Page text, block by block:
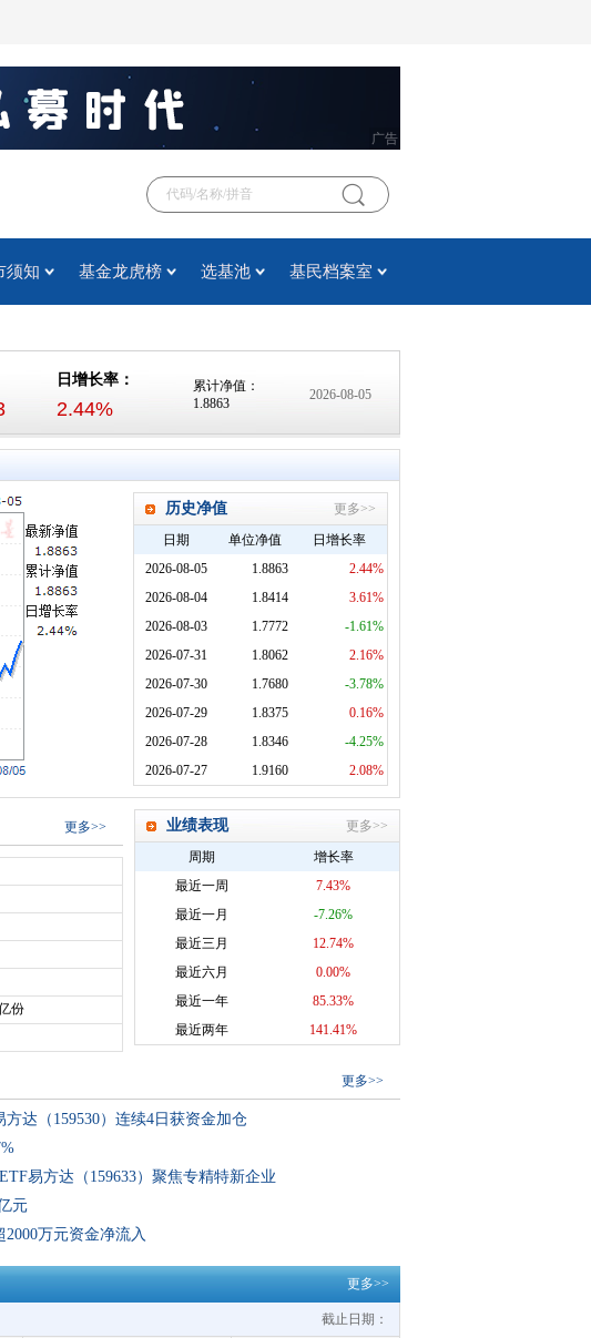
广告
须知 基金龙虎榜 选基池 基民档案室
日增长率：
2.44%
累计净值：
1.8863
2026-08-05
更多>>
历史净值
日期 单位净值
日增长率
2026-08-05
1.8863
2.44%
2026-08-04
1.8414
3.61%
2026-08-03
1.7772
-1.61%
2026-07-31
1.8062
2.16%
2026-07-30
1.7680
-3.78%
2026-07-29
1.8375
0.16%
2026-07-28
1.8346
-4.25%
2026-07-27
1.9160 2.08%
更多>>
份
更多>>
业绩表现
周期
增长率
最近一周
7.43%
最近一月
-7.26%
最近三月
12.74%
最近六月
0.00%
最近一年
85.33%
最近两年
141.41%
更多>>
达（159530）连续4日获资金加仓
易方达（159633）聚焦专精特新企业
元
万元资金净流入
更多>>
截止日期：